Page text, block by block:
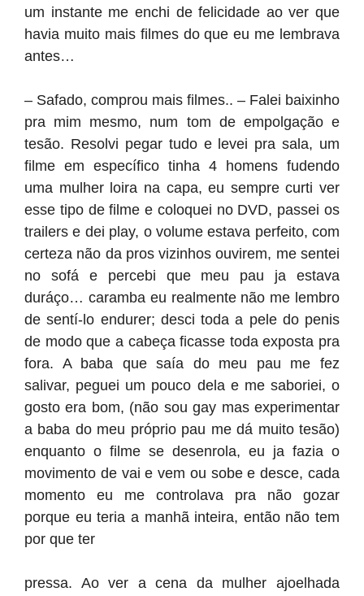
um instante me enchi de felicidade ao ver que
havia muito mais filmes do que eu me lembrava
antes…
– Safado, comprou mais filmes.. – Falei baixinho
pra mim mesmo, num tom de empolgação e
tesão. Resolvi pegar tudo e levei pra sala, um
filme em específico tinha 4 homens fudendo
uma mulher loira na capa, eu sempre curti ver
esse tipo de filme e coloquei no DVD, passei os
trailers e dei play, o volume estava perfeito, com
certeza não da pros vizinhos ouvirem, me sentei
no sofá e percebi que meu pau ja estava
duráço… caramba eu realmente não me lembro
de sentí-lo endurer; desci toda a pele do penis
de modo que a cabeça ficasse toda exposta pra
fora. A baba que saía do meu pau me fez
salivar, peguei um pouco dela e me saboriei, o
gosto era bom, (não sou gay mas experimentar
a baba do meu próprio pau me dá muito tesão)
enquanto o filme se desenrola, eu ja fazia o
movimento de vai e vem ou sobe e desce, cada
momento eu me controlava pra não gozar
porque eu teria a manhã inteira, então não tem
por que ter
pressa. Ao ver a cena da mulher ajoelhada